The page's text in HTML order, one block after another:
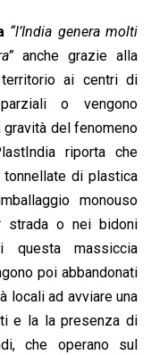
“l’India genera molti
anche grazie alla
ai centri di
o vengono
del fenomeno
riporta che
tonnellate di plastica
monouso
strada o nei bidoni
questa massiccia
poi abbandonati
locali ad avviare una
e la la presenza di
che operano sul